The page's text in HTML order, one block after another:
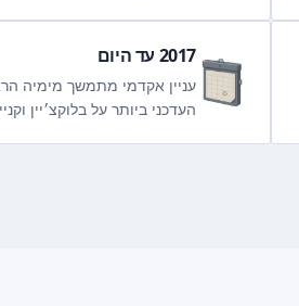
2017 עד היום
העדכני ביותר על בלוקצ׳יין